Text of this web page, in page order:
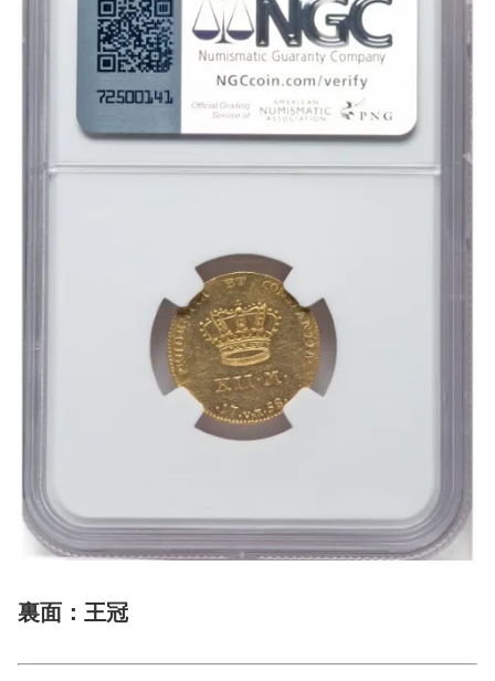
裏面：王冠